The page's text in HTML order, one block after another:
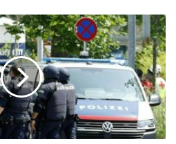
قتلى
وجرحى
في
حادث
إطلاق
نار
بمدرسة
في
النمسا